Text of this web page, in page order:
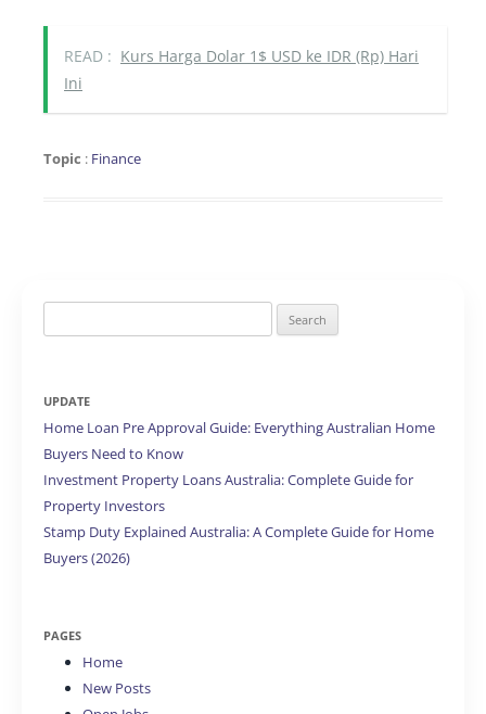
READ : Kurs Harga Dolar 1$ USD ke IDR (Rp) Hari
Ini
Topic : Finance
for:
UPDATE
Home Loan Pre Approval Guide: Everything Australian Home
Buyers Need to Know
Investment Property Loans Australia: Complete Guide for
Property Investors
Stamp Duty Explained Australia: A Complete Guide for Home
Buyers (2026)
PAGES
Home
New Posts